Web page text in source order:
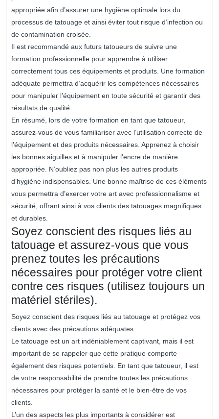
appropriée afin d’assurer une hygiène optimale lors du
processus de tatouage et ainsi éviter tout risque d’infection ou
de contamination croisée.
Il est recommandé aux futurs tatoueurs de suivre une
formation professionnelle pour apprendre à utiliser
correctement tous ces équipements et produits. Une formation
adéquate permettra d’acquérir les compétences nécessaires
pour manipuler l’équipement en toute sécurité et garantir des
résultats de qualité.
En résumé, lors de votre formation en tant que tatoueur,
assurez-vous de vous familiariser avec l’utilisation correcte de
l’équipement et des produits nécessaires. Apprenez à choisir
les bonnes aiguilles et à manipuler l’encre de manière
appropriée. N’oubliez pas non plus les autres produits
d’hygiène indispensables. Une bonne maîtrise de ces éléments
vous permettra d’exercer votre art avec professionnalisme et
sécurité, offrant ainsi à vos clients des tatouages magnifiques
et durables.
Soyez conscient des risques liés au
tatouage et assurez-vous que vous
prenez toutes les précautions
nécessaires pour protéger votre client
contre ces risques (utilisez toujours un
matériel stériles).
Soyez conscient des risques liés au tatouage et protégez vos
clients avec des précautions adéquates
Le tatouage est un art indéniablement captivant, mais il est
important de se rappeler que cette pratique comporte
également des risques potentiels. En tant que tatoueur, il est
de votre responsabilité de prendre toutes les précautions
nécessaires pour protéger la santé et le bien-être de vos
clients.
L’un des aspects les plus importants à considérer est